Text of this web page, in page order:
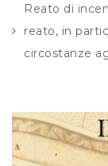
Reato di
reato, in
circostanze